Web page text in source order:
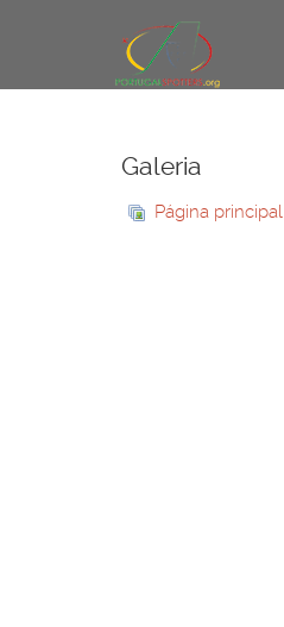
Galeria
Página principal